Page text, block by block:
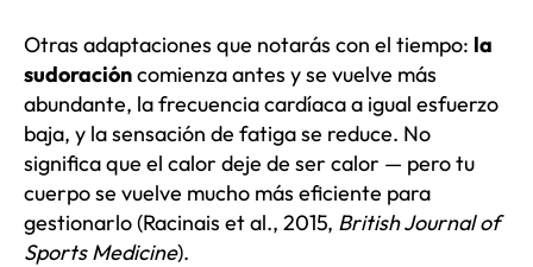
Otras adaptaciones que notarás con el tiempo: la
sudoracióncomienza antes y se vuelve más
abundante, la frecuencia cardíaca a igual esfuerzo
baja, y la sensación de fatiga se reduce. No
significa que el calor deje de ser calor — pero tu
cuerpo se vuelve mucho más eficiente para
gestionarlo (Racinais et al., 2015, British Journal of
Sports Medicine).